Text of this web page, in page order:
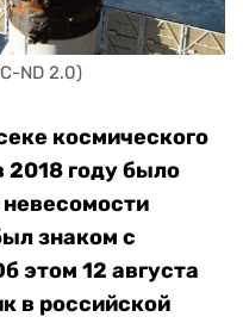
ND 2.0)
космического
году было
знаком с
этом 12 августа
в российской